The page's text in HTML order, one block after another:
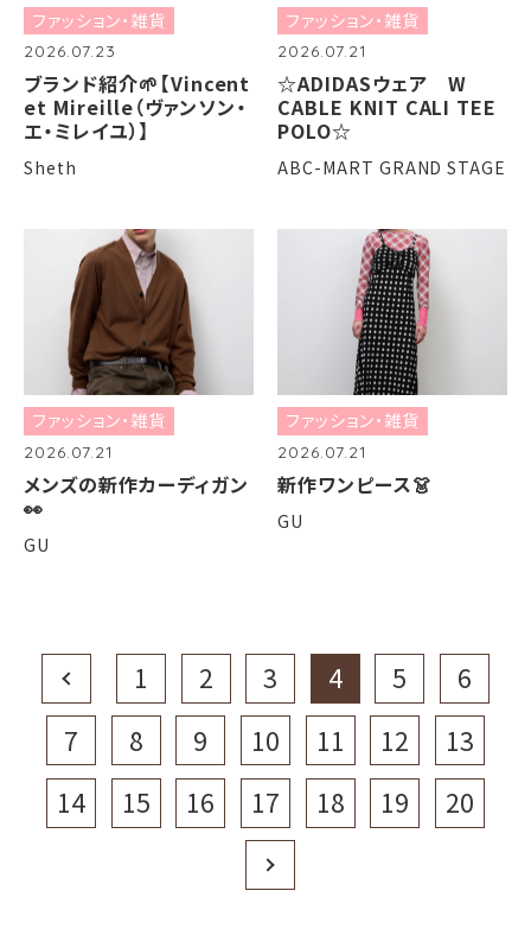
ファッション・雑貨
2026.07.23
ブランド紹介🌱【Vincent
et Mireille（ヴァンソン・
エ・ミレイユ）】
Sheth
ファッション・雑貨
2026.07.21
☆ADIDASウェア W
CABLE KNIT CALI TEE
POLO☆
ABC-MART GRAND STAGE
ファッション・雑貨
2026.07.21
メンズの新作カーディガン
👀
GU
ファッション・雑貨
2026.07.21
新作ワンピース👗
GU
Prev 1 2 3 4 5
6
7
8 9 10 11 12
13
14
15 16 17 18 19
20
Next